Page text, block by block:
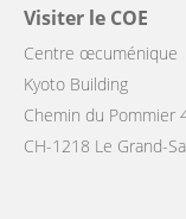
Visiter le COE
Centre œcuménique
Kyoto Building
Chemin du Pommier
CH-1218 Le Grand-